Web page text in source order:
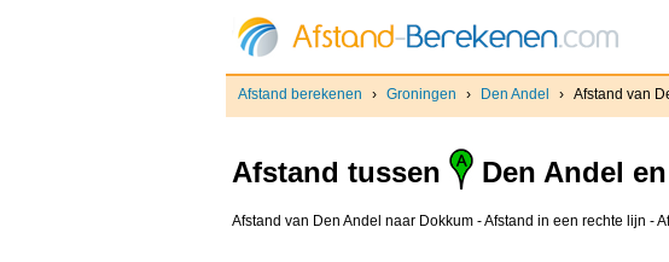
Afstand berekenen › Groningen › Den Andel › Afstand van
Afstand tussen Den Andel en
Afstand van Den Andel naar Dokkum - Afstand in een rechte lijn -